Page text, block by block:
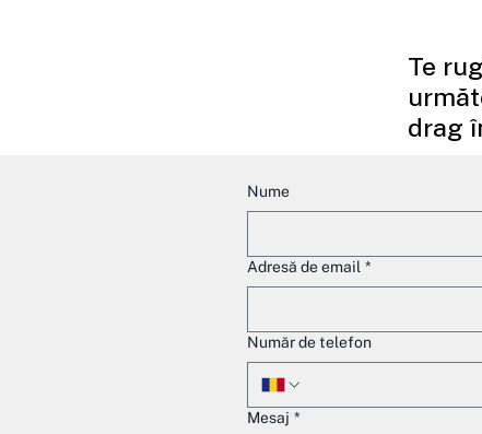
eficientă ține de modul în care sunt
Te
drag
Nume
Adresă de email *
Număr de telefon
Mesaj *